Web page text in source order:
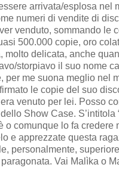
arrivata/esplosa nel
numeri di vendite di
venduto, sommando le
500.000 copie, oro
molto delicata, anche
storpiavo il suo nome
per me suona meglio nel
le copie del suo
venuto per lei. Posso
Show Case. S’intitola
o comunque lo fa credere
e apprezzate questa
personalmente,
Vai Malìka o